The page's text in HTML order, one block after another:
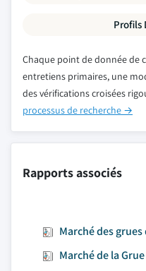
Profils
Chaque point de donnée de
entretiens primaires, une
des vérifications croisées
processus de recherche →
Rapports associés
Marché des
Marché de la Grue